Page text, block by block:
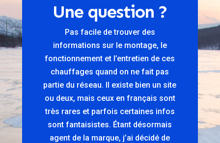
Une question ?
Pas facile de trouver des
informations sur le montage, le
fonctionnement et l’entretien de ces
chauffages quand on ne fait pas
partie du réseau. Il existe bien un site
ou deux, mais ceux en français sont
très rares et parfois certaines infos
sont fantaisistes. Étant désormais
agent de la marque, j’ai décidé de